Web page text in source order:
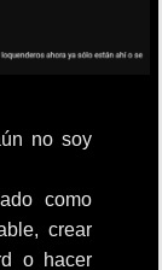
no soy
como
crear
o hacer